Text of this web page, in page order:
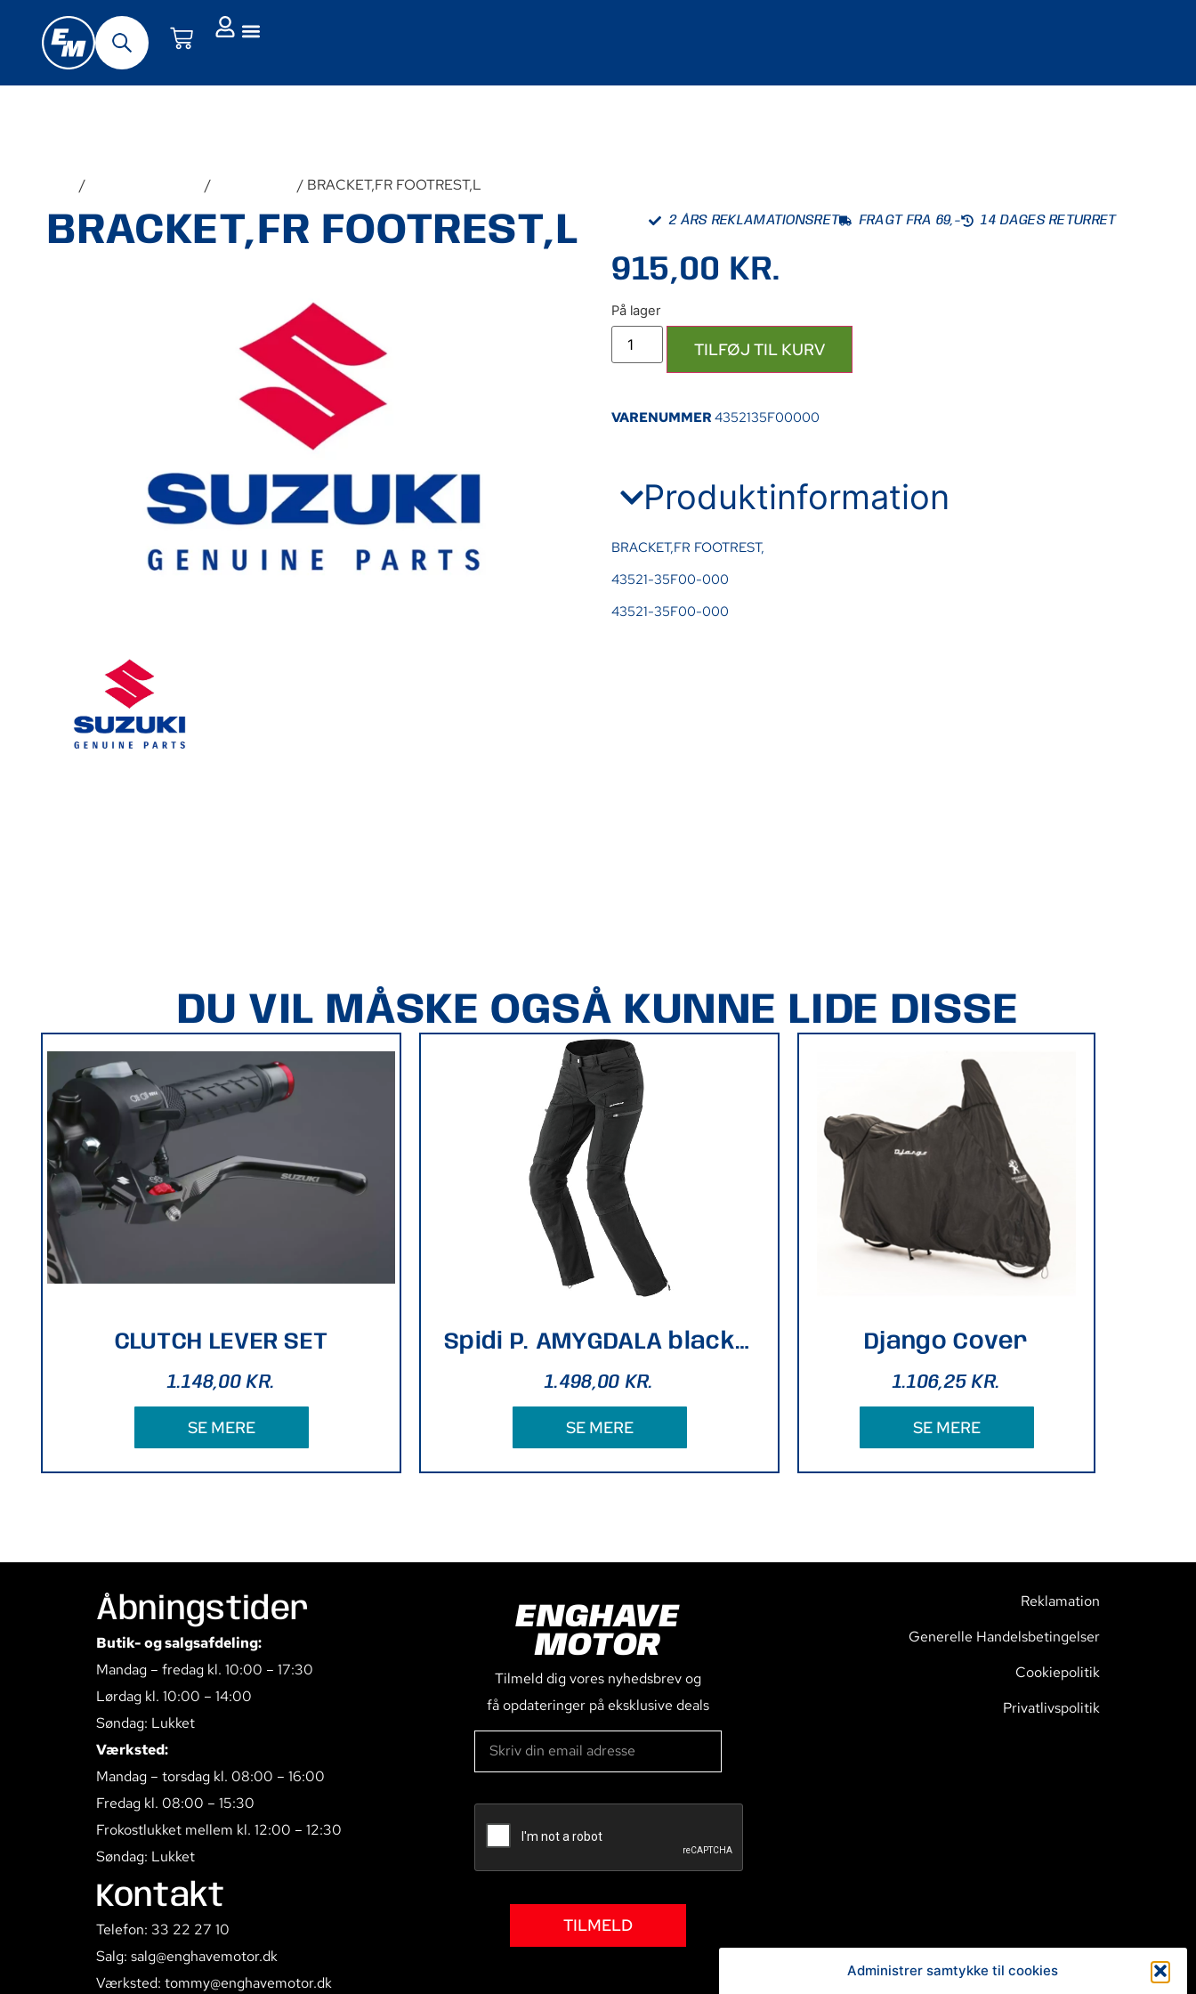
Administrer samtykke til cookies
/ / / BRACKET,FR FOOTREST,L
BRACKET,FR FOOTREST,L 2 ÅRS REKLAMATIONSRET FRAGT FRA 69,- 14 DAGES RETURRET
915,00 KR.
TILFØJ TIL KURV
VARENUMMER 4352135F00000
Produktinformation
BRACKET,FR FOOTREST,
43521-35F00-000
43521-35F00-000
DU VIL MÅSKE OGSÅ KUNNE LIDE DISSE
CLUTCH LEVER SET
1.148,00KR.
SE MERE
Spidi P. AMYGDALA black SIZE 28
1.498,00KR.
SE MERE
Django Cover
1.106,25KR.
SE MERE
Åbningstider
Butik- og salgsafdeling:
Mandag – fredag kl. 10:00 – 17:30
Lørdag kl. 10:00 – 14:00
Søndag: Lukket
Værksted:
Mandag – torsdag kl. 08:00 – 16:00
Fredag kl. 08:00 – 15:30
Frokostlukket mellem kl. 12:00 – 12:30
Søndag: Lukket
Kontakt
Telefon: 33 22 27 10
Salg: salg@enghavemotor.dk
Værksted: tommy@enghavemotor.dk
ENGHAVE
MOTOR
Tilmeld dig vores nyhedsbrev og
få opdateringer på eksklusive deals
TILMELD
Reklamation
Generelle Handelsbetingelser
Cookiepolitik
Privatlivspolitik